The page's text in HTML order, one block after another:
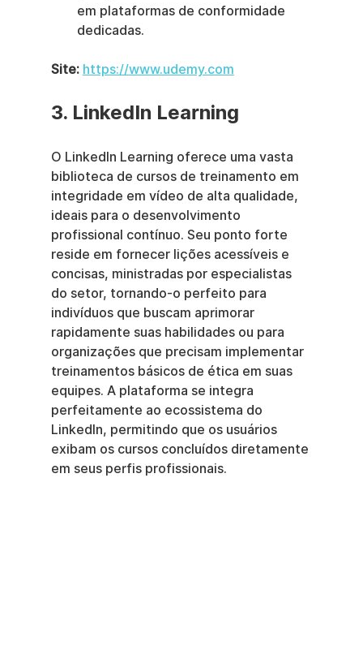
em plataformas de conformidade
dedicadas.
Site: https://www.udemy.com
3. LinkedIn Learning
O LinkedIn Learning oferece uma vasta
biblioteca de cursos de treinamento em
integridade em vídeo de alta qualidade,
ideais para o desenvolvimento
profissional contínuo. Seu ponto forte
reside em fornecer lições acessíveis e
concisas, ministradas por especialistas
do setor, tornando-o perfeito para
indivíduos que buscam aprimorar
rapidamente suas habilidades ou para
organizações que precisam implementar
treinamentos básicos de ética em suas
equipes. A plataforma se integra
perfeitamente ao ecossistema do
LinkedIn, permitindo que os usuários
exibam os cursos concluídos diretamente
em seus perfis profissionais.